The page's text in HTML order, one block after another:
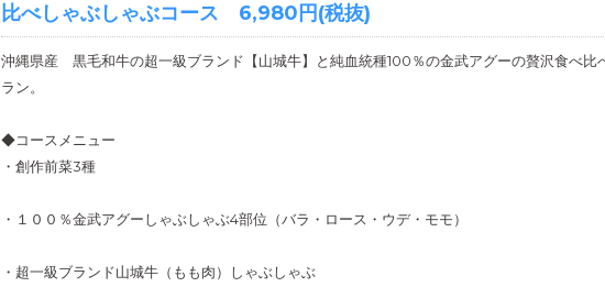
比べしゃぶしゃぶコース 6,980円(税抜)
沖縄県産 黒毛和牛の超一級ブランド【山城牛】と純血統種100％の金武アグーの贅沢食べ比
ラン。
◆コースメニュー
・創作前菜3種
・１００％金武アグーしゃぶしゃぶ4部位（バラ・ロース・ウデ・モモ）
・超一級ブランド山城牛（もも肉）しゃぶしゃぶ